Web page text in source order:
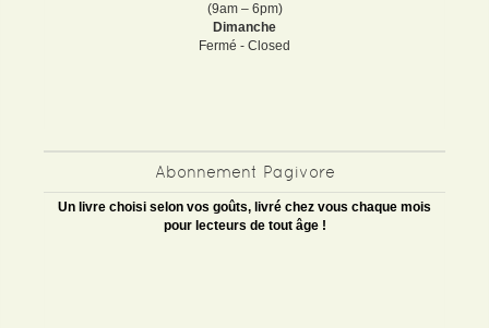
(9am – 6pm)
Dimanche
Fermé - Closed
Abonnement Pagivore
Un livre choisi selon vos goûts, livré chez vous chaque mois
pour lecteurs de tout âge !